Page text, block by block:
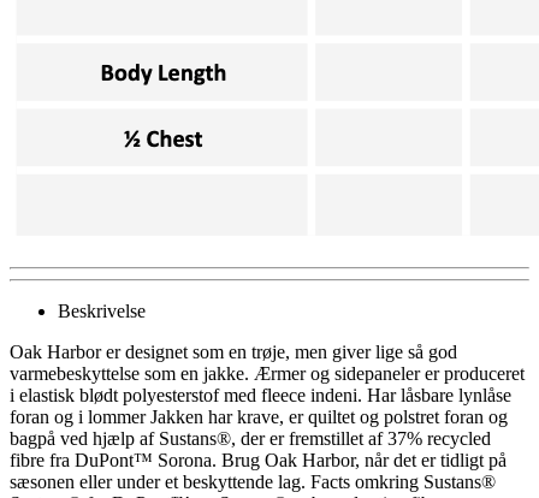
Beskrivelse
Oak Harbor er designet som en trøje, men giver lige så god
varmebeskyttelse som en jakke. Ærmer og sidepaneler er produceret
i elastisk blødt polyesterstof med fleece indeni. Har låsbare lynlåse
foran og i lommer Jakken har krave, er quiltet og polstret foran og
bagpå ved hjælp af Sustans®, der er fremstillet af 37% recycled
fibre fra DuPont™ Sorona. Brug Oak Harbor, når det er tidligt på
sæsonen eller under et beskyttende lag. Facts omkring Sustans®